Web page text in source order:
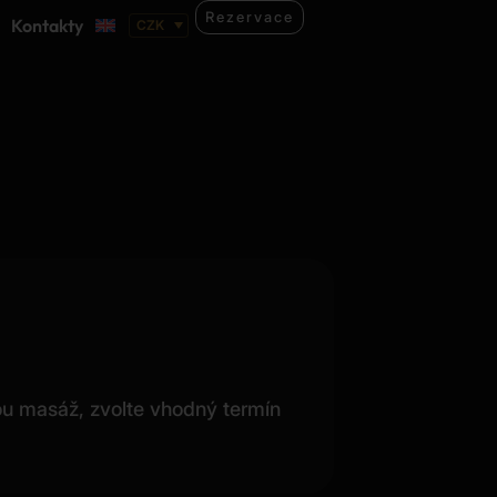
Kontakty Rezervace
masáž, zvolte vhodný termín